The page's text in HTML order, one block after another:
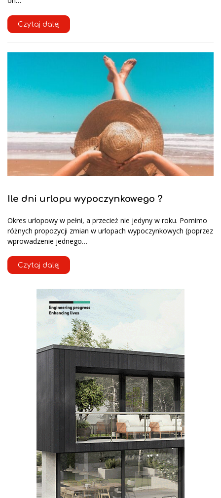
Czytaj dalej
Ile dni urlopu wypoczynkowego ?
Okres urlopowy w pełni, a przecież nie jedyny w roku. Pomimo
różnych propozycji zmian w urlopach wypoczynkowych (poprzez
wprowadzenie jednego…
Czytaj dalej